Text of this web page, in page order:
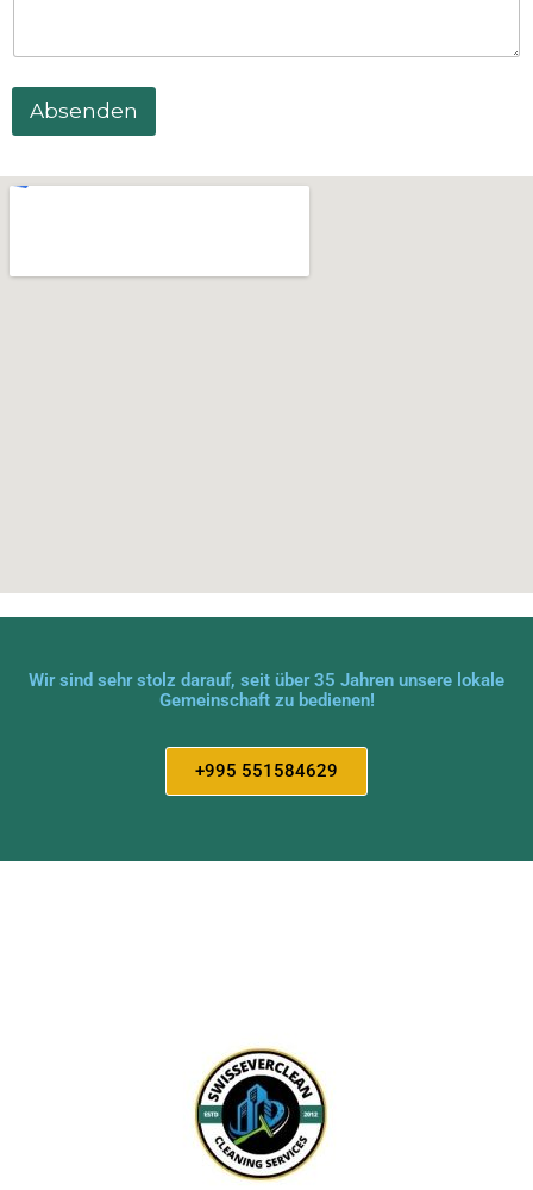
Absenden
Wir sind sehr stolz darauf, seit über 35 Jahren unsere lokale
Gemeinschaft zu bedienen!
+995 551584629